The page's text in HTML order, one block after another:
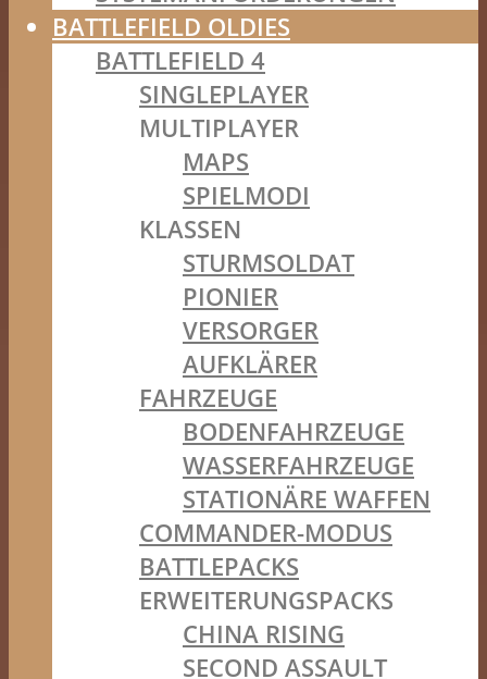
BATTLEFIELD OLDIES
BATTLEFIELD 4
SINGLEPLAYER
MULTIPLAYER
MAPS
SPIELMODI
KLASSEN
STURMSOLDAT
PIONIER
VERSORGER
AUFKLÄRER
FAHRZEUGE
BODENFAHRZEUGE
WASSERFAHRZEUGE
STATIONÄRE WAFFEN
COMMANDER-MODUS
BATTLEPACKS
ERWEITERUNGSPACKS
CHINA RISING
SECOND ASSAULT